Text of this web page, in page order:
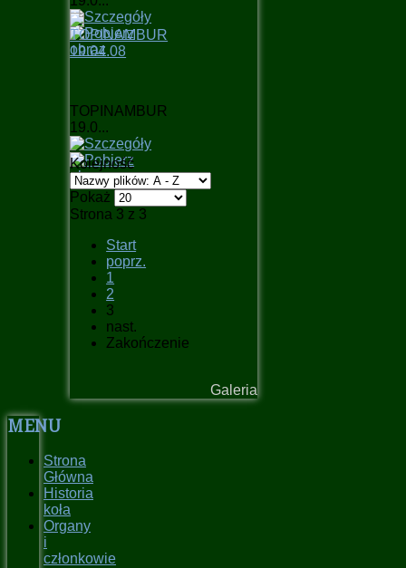
TOPINAMBUR
19.0...
Kolejność
Pokaż
Strona 3 z 3
Start
poprz.
1
2
3
nast.
Zakończenie
Galeria
MENU
Strona
Główna
Historia
koła
Organy
i
członkowie